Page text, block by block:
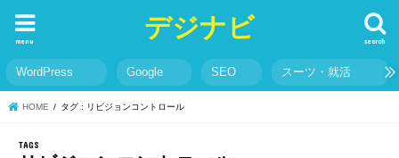
デジナビ search
menu
WordPress Google SEO スーツ・就活
HOME タグ : リビジョンコントロール